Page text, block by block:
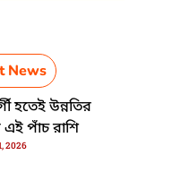
News
হতেই উন্নতির
এই পাঁচ রাশি
2026